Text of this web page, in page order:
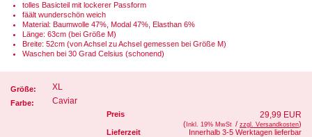
tolles Basicteil mit lockerer Passform
fäält wunderschön weich
Material: Baumwolle 47%, Modal 47%, Elasthan 6%
Länge: 63cm (bei Größe M)
Breite: 52cm (von Achsel zu Achsel gemessen bei Größe M)
Waschen bei 30 Grad Celsius (schonend)
Größe: XL
Farbe: Caviar
Preis 29,99 EUR
( Inkl. 19% MwSt / zzgl. Versandkosten)
Lieferzeit
Innerhalb 3-5 Werktagen lieferbar